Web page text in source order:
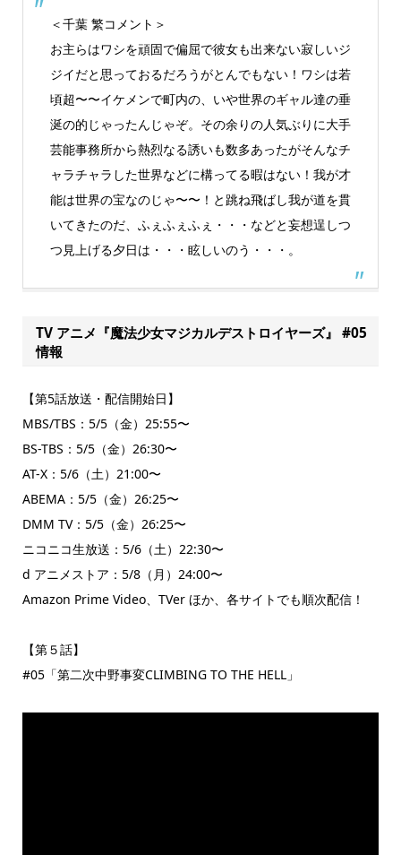
＜千葉 繁コメント＞
お主らはワシを頑固で偏屈で彼女も出来ない寂しいジ
ジイだと思っておるだろうがとんでもない！ワシは若
頃超〜〜イケメンで町内の、いや世界のギャル達の垂
涎の的じゃったんじゃぞ。その余りの人気ぶりに大手
芸能事務所から熱烈なる誘いも数多あったがそんなチ
ャラチャラした世界などに構ってる暇はない！我が才
能は世界の宝なのじゃ〜〜！と跳ね飛ばし我が道を貫
いてきたのだ、ふぇふぇふぇ・・・などと妄想逞しつ
つ見上げる夕日は・・・眩しいのう・・・。
TV アニメ『魔法少⼥マジカルデストロイヤーズ』 #05
情報
【第5話放送・配信開始日】
MBS/TBS：5/5（金）25:55〜
BS-TBS：5/5（金）26:30〜
AT-X：5/6（土）21:00〜
ABEMA：5/5（金）26:25〜
DMM TV：5/5（金）26:25〜
ニコニコ生放送：5/6（土）22:30〜
d アニメストア：5/8（月）24:00〜
Amazon Prime Video、TVer ほか、各サイトでも順次配信！
【第５話】
#05「第二次中野事変CLIMBING TO THE HELL」